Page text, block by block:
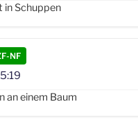
in Schuppen
NF
an einem Baum